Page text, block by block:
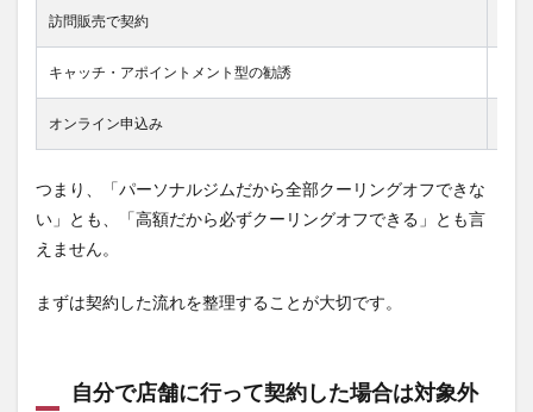
る可
能性
があ
1.3
オン
ン申
込み
信販
いに
訪問販売で契約
キャッチ・アポイントメント型の勧誘
オンライン申込み
つまり、「パーソナルジムだから全部クーリングオフできな
い」とも、「高額だから必ずクーリングオフできる」とも言
えません。
まずは契約した流れを整理することが大切です。
自分で店舗に行って契約した場合は対象外